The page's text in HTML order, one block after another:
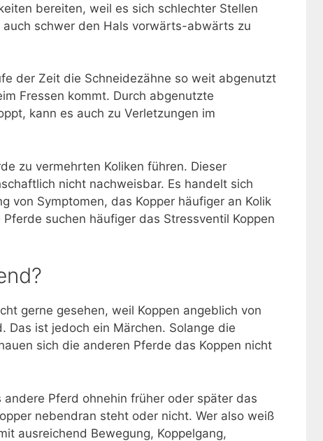
bereiten, weil es sich schlechter Stellen
schwer den Hals vorwärts-abwärts zu
der Zeit die Schneidezähne so weit abgenutzt
Fressen kommt. Durch abgenutzte
kann es auch zu Verletzungen im
zu vermehrten Koliken führen. Dieser
nicht nachweisbar. Es handelt sich
von Symptomen, das Kopper häufiger an Kolik
suchen häufiger das Stressventil Koppen
gerne gesehen, weil Koppen angeblich von
Das ist jedoch ein Märchen. Solange die
sich die anderen Pferde das Koppen nicht
Pferd ohnehin früher oder später das
nebendran steht oder nicht. Wer also weiß
ausreichend Bewegung, Koppelgang,